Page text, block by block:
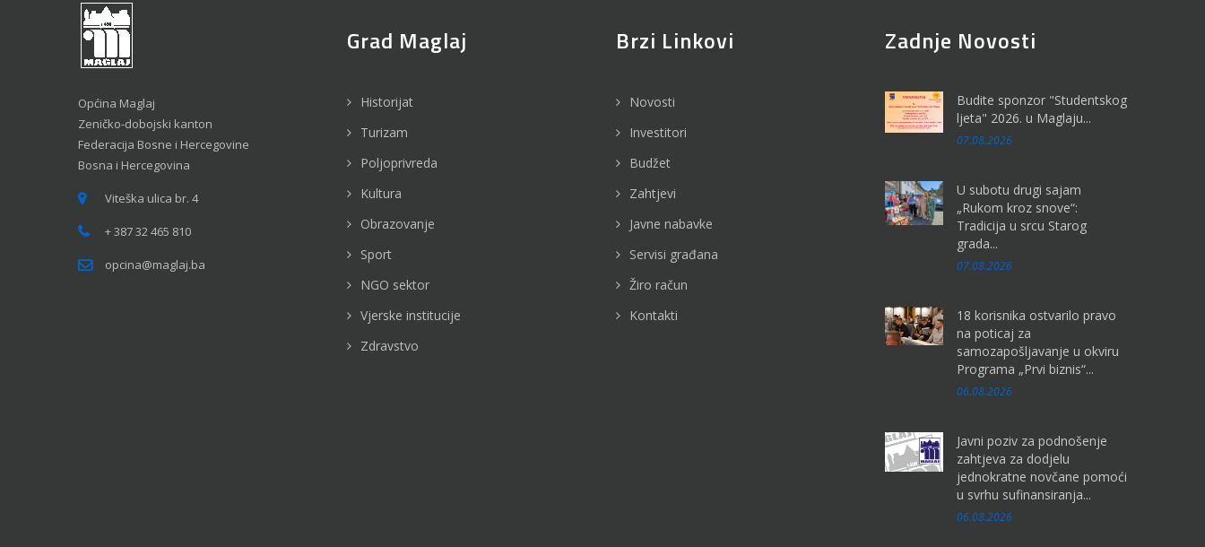
Općina Maglaj
Zeničko-dobojski kanton
Federacija Bosne i Hercegovine
Bosna i Hercegovina
Viteška ulica br. 4
+ 387 32 465 810
opcina@maglaj.ba
Grad Maglaj
Historijat
Turizam
Poljoprivreda
Kultura
Obrazovanje
Sport
NGO sektor
Vjerske institucije
Zdravstvo
Brzi Linkovi
Novosti
Investitori
Budžet
Zahtjevi
Javne nabavke
Servisi građana
Žiro račun
Kontakti
Zadnje Novosti
Budite sponzor "Studentskog
ljeta" 2026. u Maglaju...
07.08.2026
U subotu drugi sajam
„Rukom kroz snove“:
Tradicija u srcu Starog
grada...
07.08.2026
18 korisnika ostvarilo pravo
na poticaj za
samozapošljavanje u okviru
Programa „Prvi biznis“...
06.08.2026
Javni poziv za podnošenje
zahtjeva za dodjelu
jednokratne novčane pomoći
u svrhu sufinansiranja...
06.08.2026